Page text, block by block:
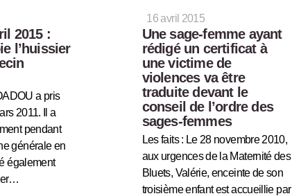
2015 :
l’huissier
a pris
2011. Il a
pendant
générale en
également
16 avril 2015
Une sage-femme ayant
rédigé un certificat à
une victime de
violences va être
traduite devant le
conseil de l’ordre des
sages-femmes
Les faits : Le 28 novembre 2010,
aux urgences de la Maternité des
Bluets, Valérie, enceinte de son
troisième enfant est accueillie par